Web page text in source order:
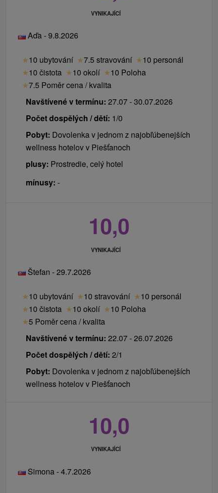
VYNIKAJÍCÍ
Aďa - 9.8.2026
★10 ubytování ★7.5 stravování ★10 personál
★10 čistota ★10 okolí ★10 Poloha
★7.5 Poměr cena / kvalita
Navštívené v termínu: 27.07 - 30.07.2026
Počet dospělých / dětí: 1/0
Pobyt: Dovolenka v jednom z najobľúbenejších
wellness hotelov v Piešťanoch
plusy: Prostredie, celý hotel
mínusy: -
10,0
VYNIKAJÍCÍ
Štefan - 29.7.2026
★10 ubytování ★10 stravování ★10 personál
★10 čistota ★10 okolí ★10 Poloha
★5 Poměr cena / kvalita
Navštívené v termínu: 22.07 - 26.07.2026
Počet dospělých / dětí: 2/1
Pobyt: Dovolenka v jednom z najobľúbenejších
wellness hotelov v Piešťanoch
10,0
VYNIKAJÍCÍ
Simona - 4.7.2026